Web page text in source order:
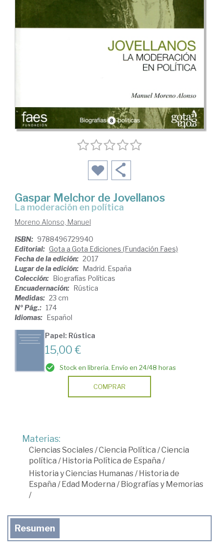
Gaspar Melchor de Jovellanos
la moderación en política
Moreno Alonso, Manuel
ISBN: 9788496729940
Editorial: Gota a Gota Ediciones (Fundación Faes)
Fecha de la edición: 2017
Lugar de la edición:
Madrid. España
Colección:
Biografías Políticas
Encuadernación:
Rústica
Medidas: 23 cm
Nº Pág.: 174
Idiomas:
Español
Papel: Rústica
15,00 €
Stock en librería. Envío en 24/48 horas
COMPRAR
Materias:
Ciencias Sociales/Ciencia Política /Ciencia
política / Historia Política de España /
Historia y Ciencias Humanas/ Historia de
España / Edad Moderna / Biografías y Memorias
/
Resumen